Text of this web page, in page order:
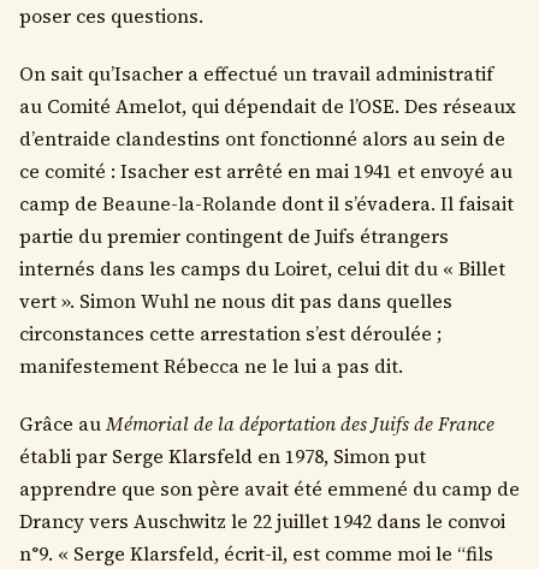
poser ces questions.
On sait qu’Isacher a effectué un travail administratif
au Comité Amelot, qui dépendait de l’OSE. Des réseaux
d’entraide clandestins ont fonctionné alors au sein de
ce comité : Isacher est arrêté en mai 1941 et envoyé au
camp de Beaune-la-Rolande dont il s’évadera. Il faisait
partie du premier contingent de Juifs étrangers
internés dans les camps du Loiret, celui dit du « Billet
vert ». Simon Wuhl ne nous dit pas dans quelles
circonstances cette arrestation s’est déroulée ;
manifestement Rébecca ne le lui a pas dit.
Grâce auMémorial de la déportation des Juifs de France
établi par Serge Klarsfeld en 1978, Simon put
apprendre que son père avait été emmené du camp de
Drancy vers Auschwitz le 22 juillet 1942 dans le convoi
n°9. « Serge Klarsfeld, écrit-il, est comme moi le “fils